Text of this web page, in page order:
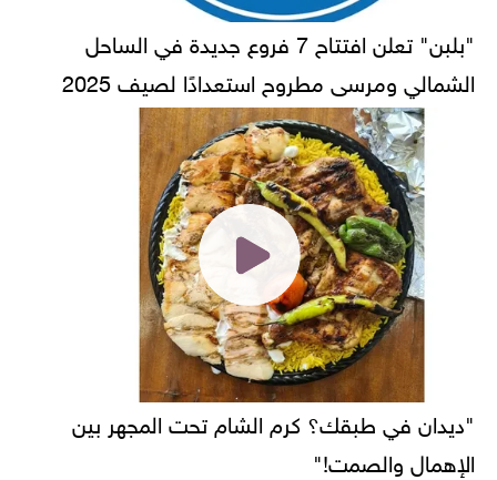
"بلبن" تعلن افتتاح 7 فروع جديدة في الساحل
الشمالي ومرسى مطروح استعدادًا لصيف 2025
"ديدان في طبقك؟ كرم الشام تحت المجهر بين
الإهمال والصمت!"